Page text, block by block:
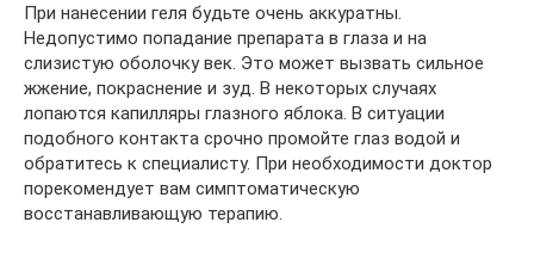
При нанесении геля будьте очень аккуратны.
Недопустимо попадание препарата в глаза и на
слизистую оболочку век. Это может вызвать сильное
жжение, покраснение и зуд. В некоторых случаях
лопаются капилляры глазного яблока. В ситуации
подобного контакта срочно промойте глаз водой и
обратитесь к специалисту. При необходимости доктор
порекомендует вам симптоматическую
восстанавливающую терапию.